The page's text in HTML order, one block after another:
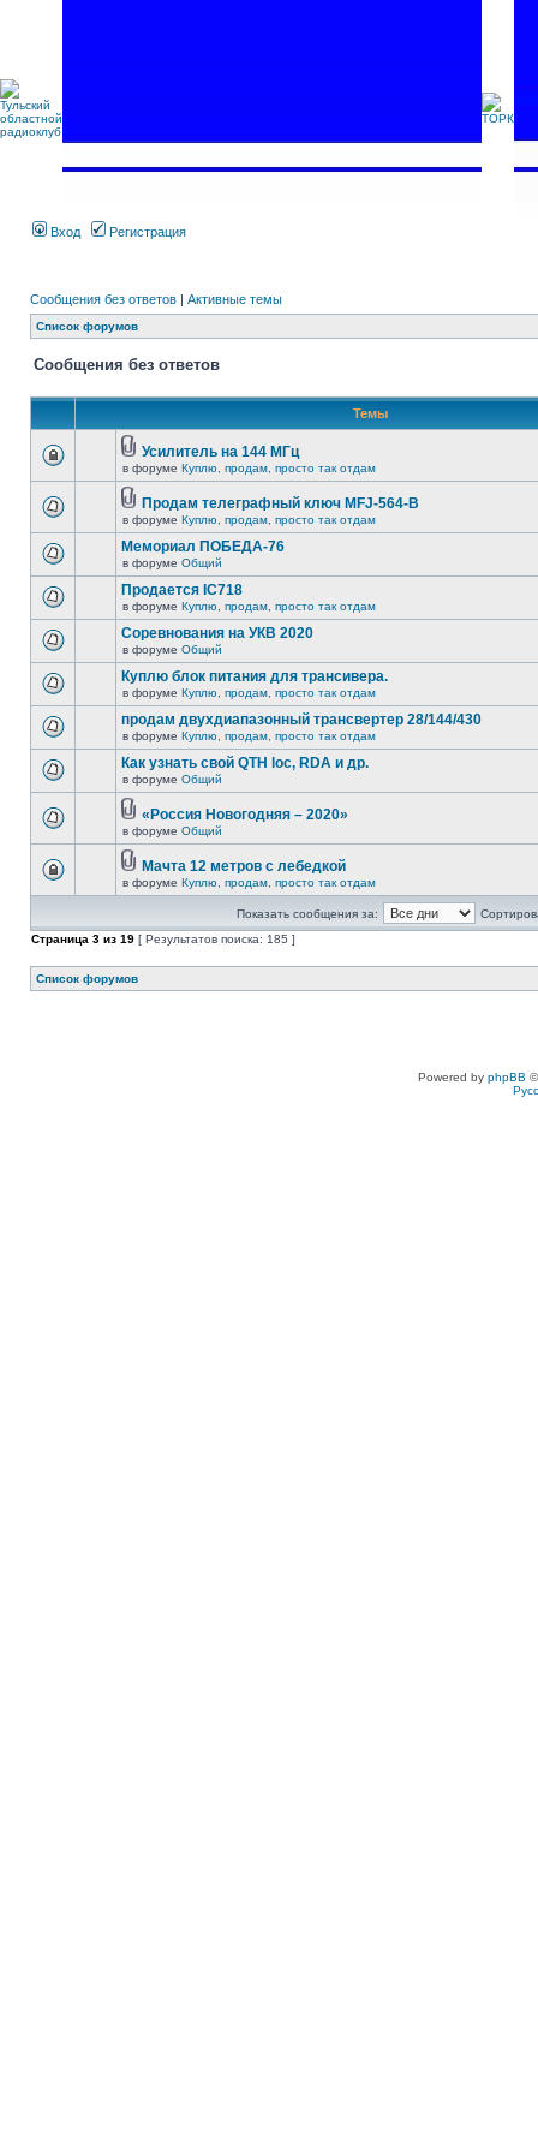
Вход Регистрация
Сообщения без ответов | Активные темы
Список форумов
Сообщения без ответов
Темы
Усилитель на 144 МГц
в форуме Куплю, продам, просто так отдам
Продам телеграфный ключ MFJ-564-B
в форуме Куплю, продам, просто так отдам
Мемориал ПОБЕДА-76
в форуме Общий
Продается IC718
в форуме Куплю, продам, просто так отдам
Соревнования на УКВ 2020
в форуме Общий
Куплю блок питания для трансивера.
в форуме Куплю, продам, просто так отдам
продам двухдиапазонный трансвертер 28/144/430
в форуме Куплю, продам, просто так отдам
Как узнать свой QTH loc, RDA и др.
в форуме Общий
«Россия Новогодняя – 2020»
в форуме Общий
Мачта 12 метров с лебедкой
в форуме Куплю, продам, просто так отдам
Показать сообщения за:
Страница 3 из 19 [ Результатов поиска: 185 ]
Список форумов
Powered by phpBB